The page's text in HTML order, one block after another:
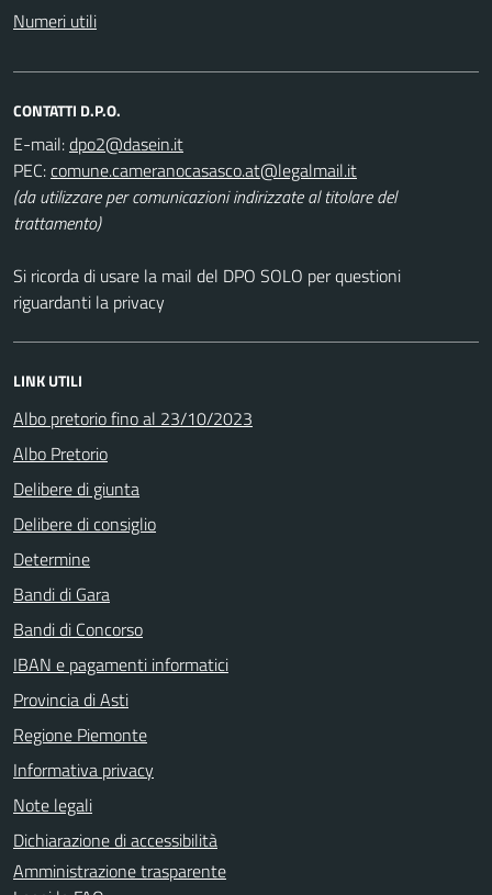
Numeri utili
CONTATTI D.P.O.
E-mail:
PEC:
(da utilizzare per comunicazioni indirizzate al titolare del
trattamento)
Si ricorda di usare la mail del DPO SOLO per questioni
riguardanti la privacy
LINK UTILI
Albo pretorio fino al 23/10/2023
Albo Pretorio
Delibere di giunta
Delibere di consiglio
Determine
Bandi di Gara
Bandi di Concorso
IBAN e pagamenti informatici
Provincia di Asti
Regione Piemonte
Informativa privacy
Note legali
Dichiarazione di accessibilità
Amministrazione trasparente